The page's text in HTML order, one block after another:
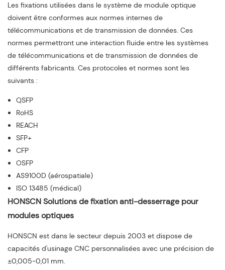
Les fixations utilisées dans le système de module optique
doivent être conformes aux normes internes de
télécommunications et de transmission de données. Ces
normes permettront une interaction fluide entre les systèmes
de télécommunications et de transmission de données de
différents fabricants. Ces protocoles et normes sont les
suivants :
QSFP
RoHS
REACH
SFP+
CFP
OSFP
AS9100D (aérospatiale)
ISO 13485 (médical)
HONSCN Solutions de fixation anti-desserrage pour
modules optiques
HONSCN est dans le secteur depuis 2003 et dispose de
capacités d'usinage CNC personnalisées avec une précision de
±0,005-0,01 mm.